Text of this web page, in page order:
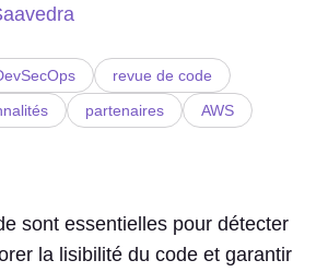
revue de code
partenaires
AWS
sont essentielles pour détecter
la lisibilité du code et garantir